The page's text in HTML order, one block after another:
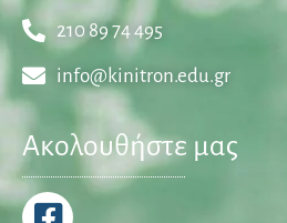
210 89 74 495
info@kinitron.edu.gr
Ακολουθήστε μας